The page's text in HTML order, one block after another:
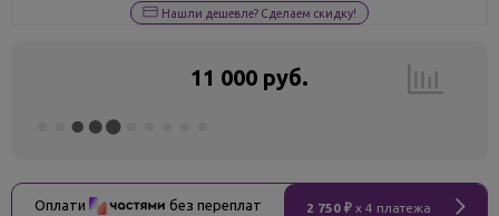
Нашли дешевле? Сделаем скидку!
11 000 руб.
Оплати без переплат 2 750 ₽ x 4 платежа